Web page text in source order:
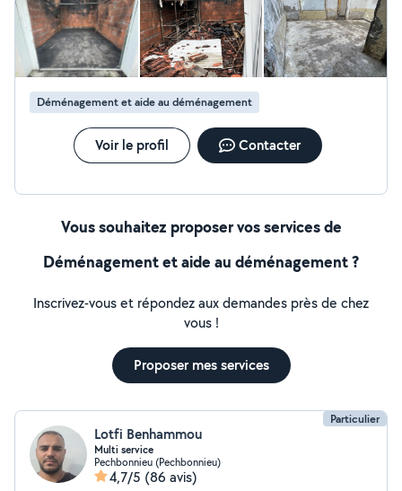
Toulouse, j'interviens sur toute la métropole et
alentours. N'hésitez pas à me contacter, je réponds
rapidement et je m'adapte à votre besoin
Déménagement et aide au déménagement
Voir le profil Contacter
Vous souhaitez proposer vos services de
Déménagement et aide au déménagement ?
Inscrivez-vous et répondez aux demandes près de chez
vous !
Proposer mes services
Particulier
Lotfi Benhammou
Multi service
Pechbonnieu (Pechbonnieu)
4,7/5 (86 avis)